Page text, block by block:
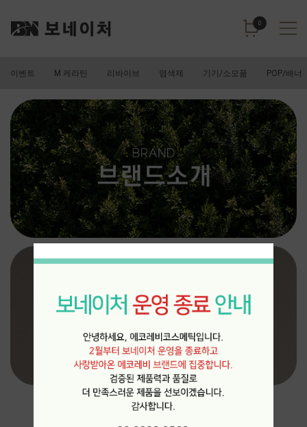
0
이벤트 M 케라틴 리바이브 염색제 기기/소모품 POP/배너